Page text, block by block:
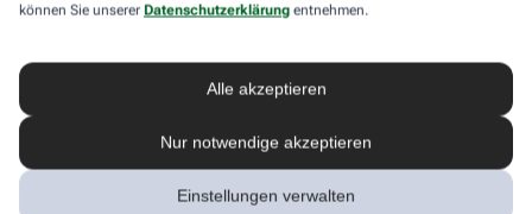
können Sie unserer Datenschutzerklärung entnehmen.
Alle akzeptieren
Nur notwendige akzeptieren
Einstellungen verwalten